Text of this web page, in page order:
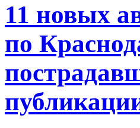
11 новых
по